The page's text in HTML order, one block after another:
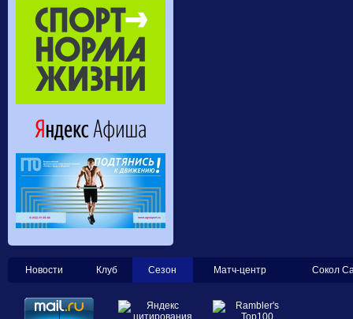
Новости Клуб Сезон Матч-центр Сокол